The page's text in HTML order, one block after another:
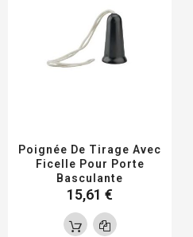
Poignée De Tirage Avec
Ficelle Pour Porte
Basculante
15,61 €